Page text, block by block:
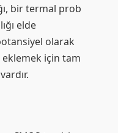
bir termal prob
elde
olarak
eklemek için tam